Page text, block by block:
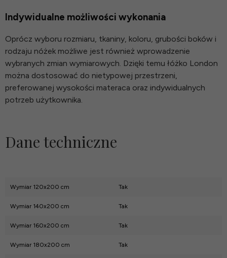
Indywidualne możliwości wykonania
Oprócz wyboru rozmiaru, tkaniny, koloru, grubości boków i
rodzaju nóżek możliwe jest również wprowadzenie
wybranych zmian wymiarowych. Dzięki temu łóżko London
można dostosować do nietypowej przestrzeni,
preferowanej wysokości materaca oraz indywidualnych
potrzeb użytkownika.
Dane techniczne
Wymiar 120x200 cm Tak
Wymiar 140x200 cm Tak
Wymiar 160x200 cm Tak
Wymiar 180x200 cm Tak